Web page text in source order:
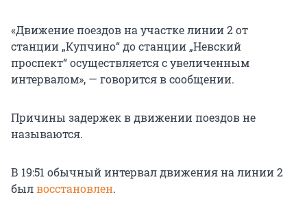
«Движение поездов на участке линии 2 от
станции „Купчино“ до станции „Невский
проспект“ осуществляется с увеличенным
интервалом», — говорится в сообщении.
Причины задержек в движении поездов не
называются.
В 19:51 обычный интервал движения на линии 2
былвосстановлен.